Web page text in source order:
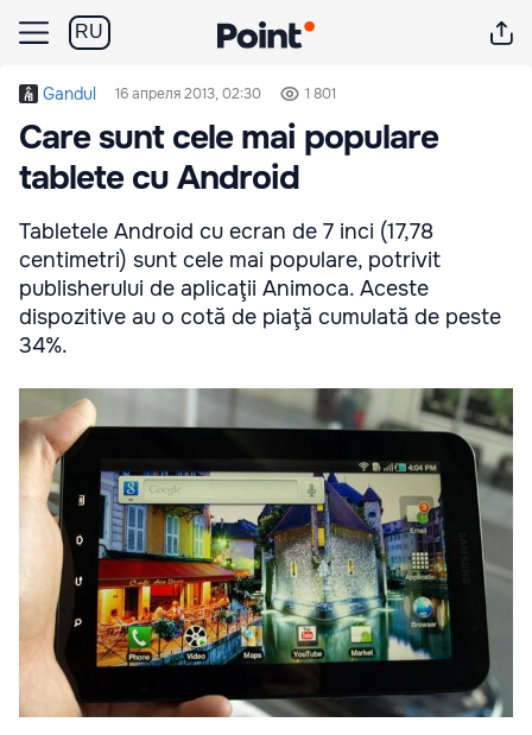
RU
Gandul 16 апреля 2013, 02:30 1 801
Care sunt cele mai populare
tablete cu Android
Tabletele Android cu ecran de 7 inci (17,78
centimetri) sunt cele mai populare, potrivit
publisherului de aplicaţii Animoca. Aceste
dispozitive au o cotă de piaţă cumulată de peste
34%.